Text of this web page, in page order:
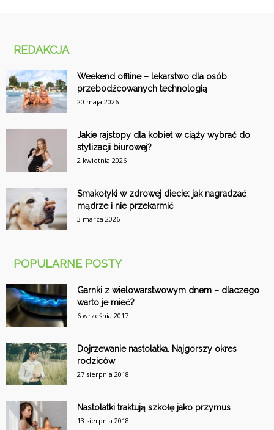
REDAKCJA
Weekend offline – lekarstwo dla osób
przebodźcowanych technologią
20 maja 2026
Jakie rajstopy dla kobiet w ciąży wybrać do
stylizacji biurowej?
2 kwietnia 2026
Smakołyki w zdrowej diecie: jak nagradzać
mądrze i nie przekarmić
3 marca 2026
POPULARNE POSTY
Garnki z wielowarstwowym dnem – dlaczego
warto je mieć?
6 września 2017
Dojrzewanie nastolatka. Najgorszy okres
rodziców
27 sierpnia 2018
Nastolatki traktują szkołę jako przymus
13 sierpnia 2018